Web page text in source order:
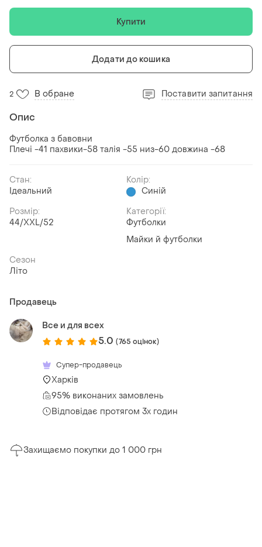
Купити
Додати до кошика
2 В обране Поставити запитання
Опис
Футболка з бавовни
Плечі -41 пахвики-58 талія -55 низ-60 довжина -68
Стан:
Ідеальний
Колір:
Синій
Розмір:
44/XXL/52
Категорії:
Футболки
Майки й футболки
Сезон
Літо
Продавець
Все и для всех
5.0 (765 оцінок)
Супер-продавець
Харків
95% виконаних замовлень
Відповідає протягом 3х годин
Захищаємо покупки до 1 000 грн